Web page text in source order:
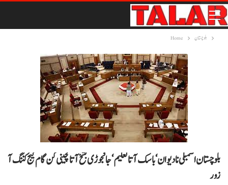
Home بلوچستان
بلوچستان اسمبلی نا دیوان‘باسک آتا تعلیم‘جانجوڑی بشخ آتا گچینی کن گام گیج کننگ آ
زور